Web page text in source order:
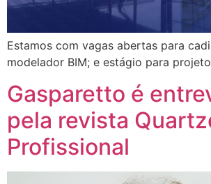
Estamos com vagas abertas para
modelador BIM; e estágio para
Gasparetto é
pela revista
Profissional